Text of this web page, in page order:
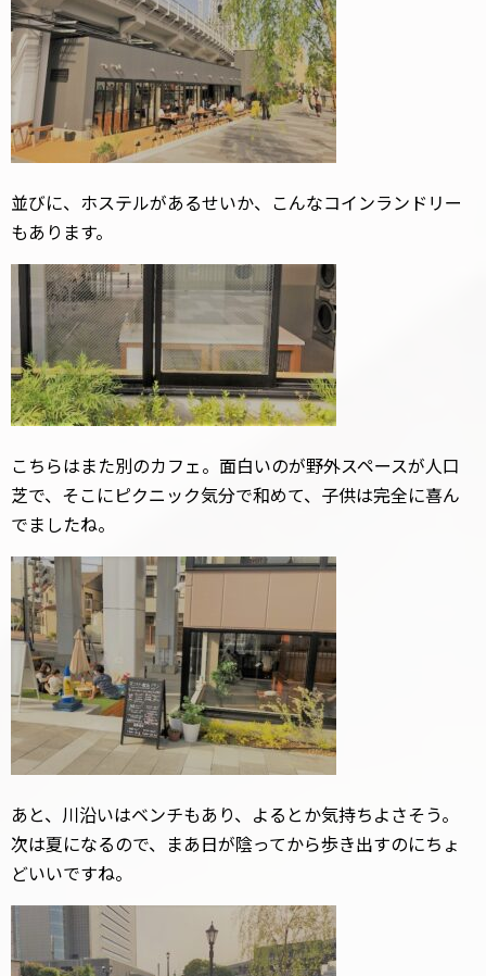
並びに、ホステルがあるせいか、こんなコインランドリー
もあります。
こちらはまた別のカフェ。面白いのが野外スペースが人口
芝で、そこにピクニック気分で和めて、子供は完全に喜ん
でましたね。
あと、川沿いはベンチもあり、よるとか気持ちよさそう。
次は夏になるので、まあ日が陰ってから歩き出すのにちょ
どいいですね。